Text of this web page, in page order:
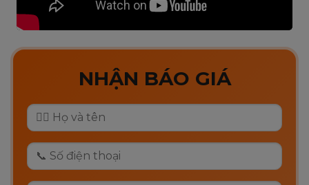
NHẬN BÁO GIÁ